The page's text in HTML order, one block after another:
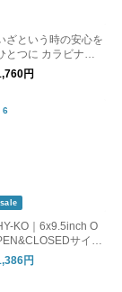
ざという時の安心を
とつに カラビナ付
ホイッスル 防災士
監修 ／ pom
円
sale
KO｜6x9.5inch O
サイ
/サインプレート 店
舗
円